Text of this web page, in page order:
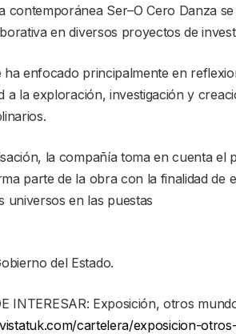
contemporánea Ser–O Cero Danza
en diversos proyectos de
enfocado principalmente en
a la exploración, investigación y
la compañía toma en cuenta el
parte de la obra con la finalidad de
universos en las puestas
del Estado.
INTERESAR: Exposición, otros
cartelera/exposicion-